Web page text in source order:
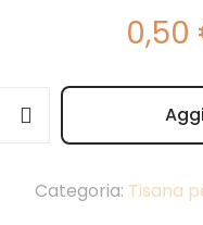
0,50
Categoria: Tisana